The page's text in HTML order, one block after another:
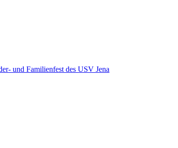
und Familienfest des USV Jena